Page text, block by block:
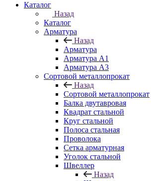
Каталог
Назад
Каталог
Арматура
Назад
Арматура
Арматура A1
Арматура А3
Сортовой металлопрокат
Назад
Сортовой металлопрокат
Балка двутавровая
Квадрат стальной
Круг стальной
Полоса стальная
Проволока
Сетка арматурная
Уголок стальной
Швеллер
Назад